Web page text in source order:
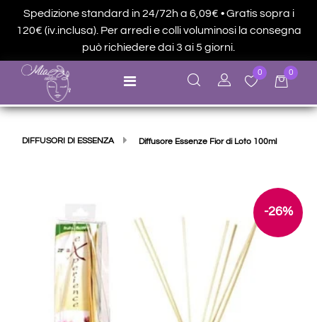
Spedizione standard in 24/72h a 6,09€ • Gratis sopra i
120€ (iv.inclusa). Per arredi e colli voluminosi la consegna
può richiedere dai 3 ai 5 giorni.
Open menu
0 0
DIFFUSORI DI ESSENZA Diffusore Essenze Fior di Loto 100ml
-26%